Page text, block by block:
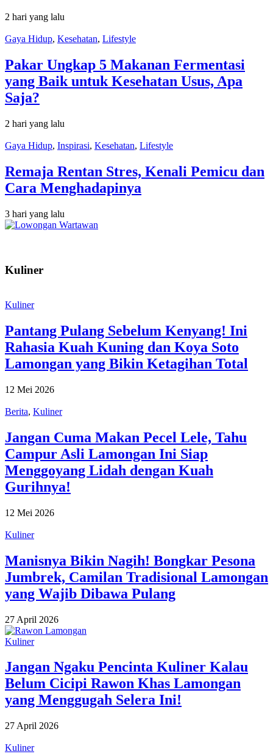
2 hari yang lalu
Gaya Hidup, Kesehatan, Lifestyle
Pakar Ungkap 5 Makanan Fermentasi
yang Baik untuk Kesehatan Usus, Apa
Saja?
2 hari yang lalu
Gaya Hidup, Inspirasi, Kesehatan, Lifestyle
Remaja Rentan Stres, Kenali Pemicu dan
Cara Menghadapinya
3 hari yang lalu
Kuliner
Kuliner
Pantang Pulang Sebelum Kenyang! Ini
Rahasia Kuah Kuning dan Koya Soto
Lamongan yang Bikin Ketagihan Total
12 Mei 2026
Berita, Kuliner
Jangan Cuma Makan Pecel Lele, Tahu
Campur Asli Lamongan Ini Siap
Menggoyang Lidah dengan Kuah
Gurihnya!
12 Mei 2026
Kuliner
Manisnya Bikin Nagih! Bongkar Pesona
Jumbrek, Camilan Tradisional Lamongan
yang Wajib Dibawa Pulang
27 April 2026
Kuliner
Jangan Ngaku Pencinta Kuliner Kalau
Belum Cicipi Rawon Khas Lamongan
yang Menggugah Selera Ini!
27 April 2026
Kuliner